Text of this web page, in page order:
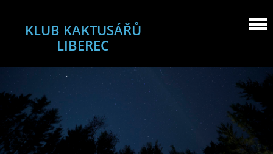
KLUB KAKTUSÁŘŮ
LIBEREC